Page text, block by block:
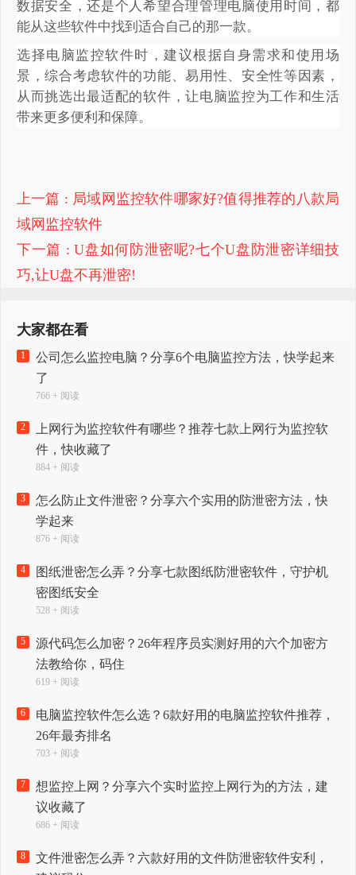
数据安全，还是个人希望合理管理电脑使用时间，都
能从这些软件中找到适合自己的那一款。
选择电脑监控软件时，建议根据自身需求和使用场
景，综合考虑软件的功能、易用性、安全性等因素，
从而挑选出最适配的软件，让电脑监控为工作和生活
带来更多便利和保障。
上一篇 : 局域网监控软件哪家好?值得推荐的八款局
域网监控软件
下一篇 : U盘如何防泄密呢?七个U盘防泄密详细技
巧,让U盘不再泄密!
大家都在看
1
公司怎么监控电脑？分享6个电脑监控方法，快学起来
了
766 + 阅读
2
上网行为监控软件有哪些？推荐七款上网行为监控软
件，快收藏了
884 + 阅读
3
怎么防止文件泄密？分享六个实用的防泄密方法，快
学起来
876 + 阅读
4
图纸泄密怎么弄？分享七款图纸防泄密软件，守护机
密图纸安全
528 + 阅读
5
源代码怎么加密？26年程序员实测好用的六个加密方
法教给你，码住
619 + 阅读
6
电脑监控软件怎么选？6款好用的电脑监控软件推荐，
26年最夯排名
703 + 阅读
7
想监控上网？分享六个实时监控上网行为的方法，建
议收藏了
686 + 阅读
8
文件泄密怎么弄？六款好用的文件防泄密软件安利，